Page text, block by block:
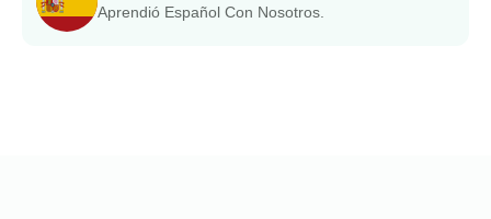
Aprendió Español Con Nosotros.